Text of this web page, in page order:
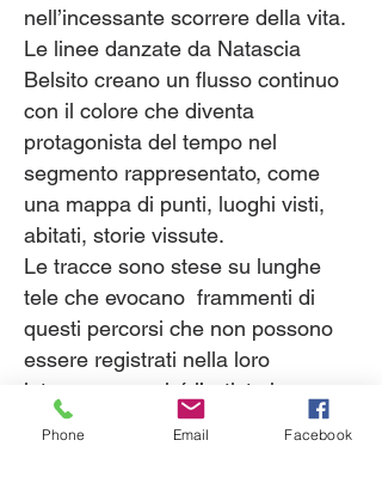
nell’incessante scorrere della vita.
Le linee danzate da Natascia
Belsito creano un flusso continuo
con il colore che diventa
protagonista del tempo nel
segmento rappresentato, come
una mappa di punti, luoghi visti,
abitati, storie vissute.
Le tracce sono stese su lunghe
tele che evocano frammenti di
questi percorsi che non possono
essere registrati nella loro
interezza, perché l’artista ha a
propria disposizione strumenti
Phone Email Facebook